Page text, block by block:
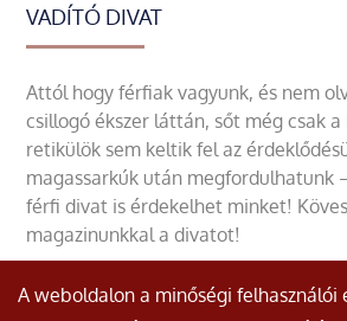
VADÍTÓ DIVAT
Attól hogy férfiak vagyunk, és nem
csillogó ékszer láttán, sőt még csak
retikülök sem keltik fel az
magassarkúk után megfordulhatunk
férfi divat is érdekelhet minket!
magazinunkkal a divatot!
A weboldalon a minőségi felhasználói